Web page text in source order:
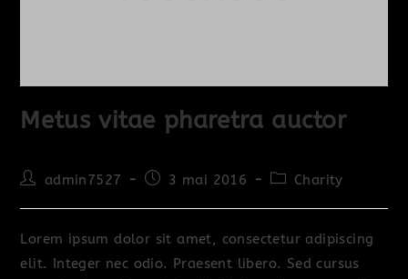
Metus vitae pharetra auctor
admin7527 3 mai 2016 Charity
Lorem ipsum dolor sit amet, consectetur adipiscing
elit. Integer nec odio. Praesent libero. Sed cursus